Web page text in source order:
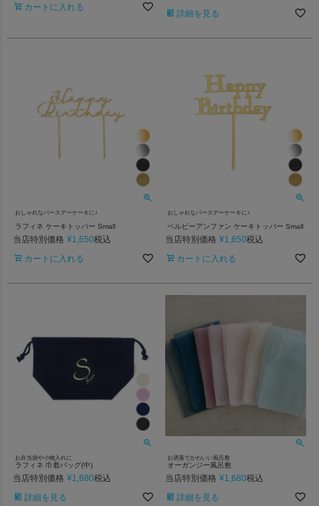
カートに入れる
詳細を見る
おしゃれなバースデーケーキに♪
ラフィネ ケーキトッパー Small
当店特別価格 ¥1,650税込
カートに入れる
おしゃれなバースデーケーキに♪
ベルビーアンファン ケーキトッパー Small
当店特別価格 ¥1,650税込
カートに入れる
お弁当袋や小物入れに
ラフィネ 巾着バッグ(中)
当店特別価格 ¥1,680税込
詳細を見る
お洒落でかわいい風呂敷
オーガンジー風呂敷
当店特別価格 ¥1,680税込
詳細を見る